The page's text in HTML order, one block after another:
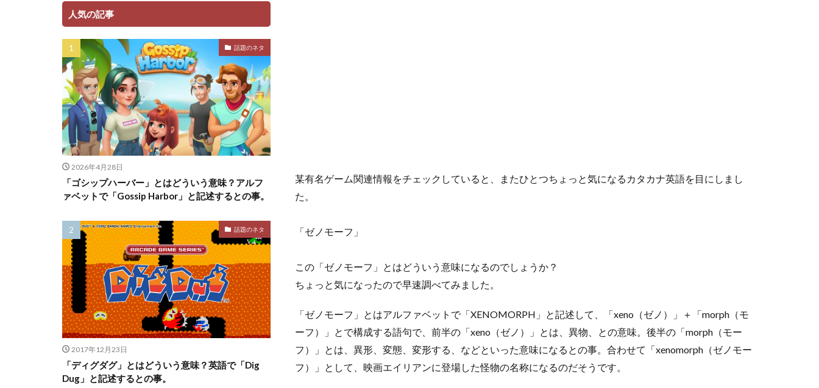
某有名ゲーム関連情報をチェックしていると、またひとつちょっと気になるカタカナ英語を目にしまし
た。
「ゼノモーフ」
この「ゼノモーフ」とはどういう意味になるのでしょうか？
ちょっと気になったので早速調べてみました。
「ゼノモーフ」とはアルファベットで「XENOMORPH」と記述して、「xeno（ゼノ）」＋「morph（モ
ーフ）」とで構成する語句で、前半の「xeno（ゼノ）」とは、異物、との意味。後半の「morph（モー
フ）」とは、異形、変態、変形する、などといった意味になるとの事。合わせて「xenomorph（ゼノモー
フ）」として、映画エイリアンに登場した怪物の名称になるのだそうです。
人気の記事
話題のネタ
2026年4月28日
「ゴシップハーバー」とはどういう意味？アルフ
ァベットで「Gossip Harbor」と記述するとの事。
話題のネタ
2017年12月23日
「ディグダグ」とはどういう意味？英語で「Dig
Dug」と記述するとの事。